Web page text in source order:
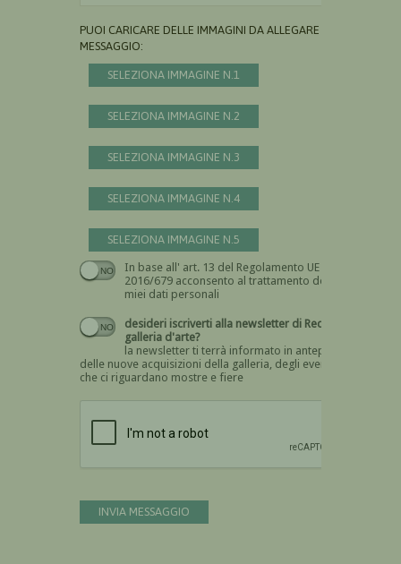
PUOI CARICARE DELLE IMMAGINI DA ALLEGARE AL
MESSAGGIO:
SELEZIONA IMMAGINE N.1
SELEZIONA IMMAGINE N.2
SELEZIONA IMMAGINE N.3
SELEZIONA IMMAGINE N.4
SELEZIONA IMMAGINE N.5
In base all' art. 13 del Regolamento UE n.
2016/679 acconsento al trattamento dei
miei dati personali
Devi dare il consenso
desideri iscriverti alla newsletter di Recta
galleria d'arte?
la newsletter ti terrà informato in anteprima
delle nuove acquisizioni della galleria, degli eventi
che ci riguardano mostre e fiere
INVIA MESSAGGIO